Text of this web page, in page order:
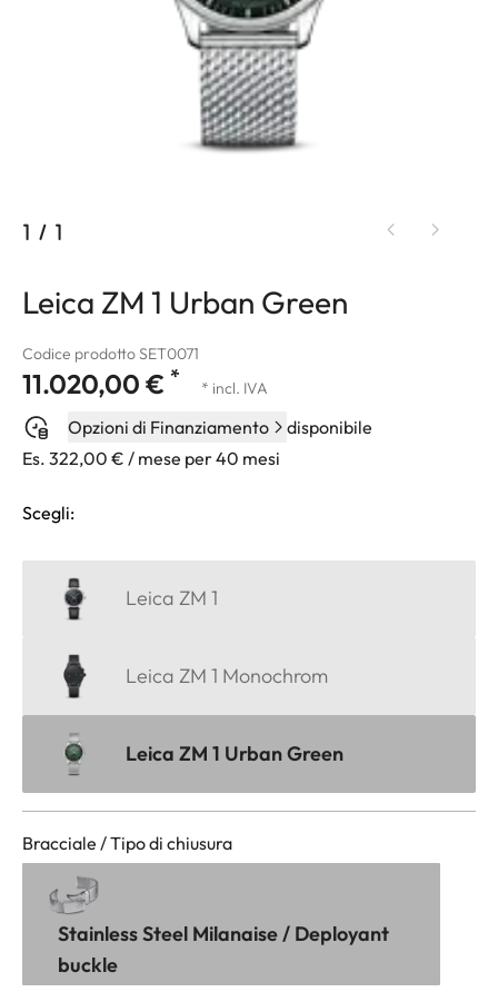
1 / 1
Leica ZM 1 Urban Green
Codice prodotto SET0071
11.020,00 € * * incl. IVA
Opzioni di Finanziamento
disponibile
Es. 322,00 € / mese per 40 mesi
Scegli:
Leica ZM 1
Leica ZM 1 Monochrom
Leica ZM 1 Urban Green
Bracciale / Tipo di chiusura
Stainless Steel Milanaise / Deployant
buckle